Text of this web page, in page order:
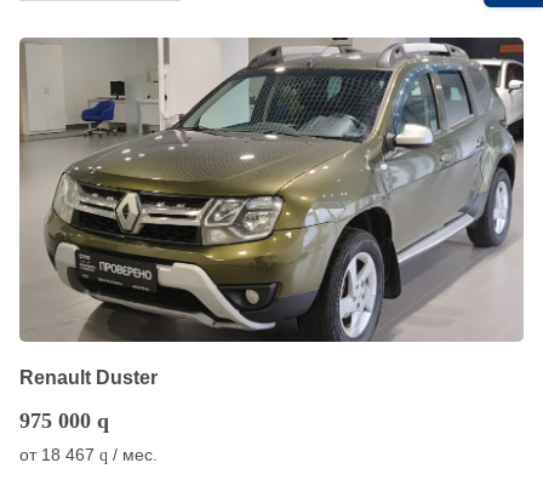
Renault Duster
975 000 q
от 18 467 q / мес.